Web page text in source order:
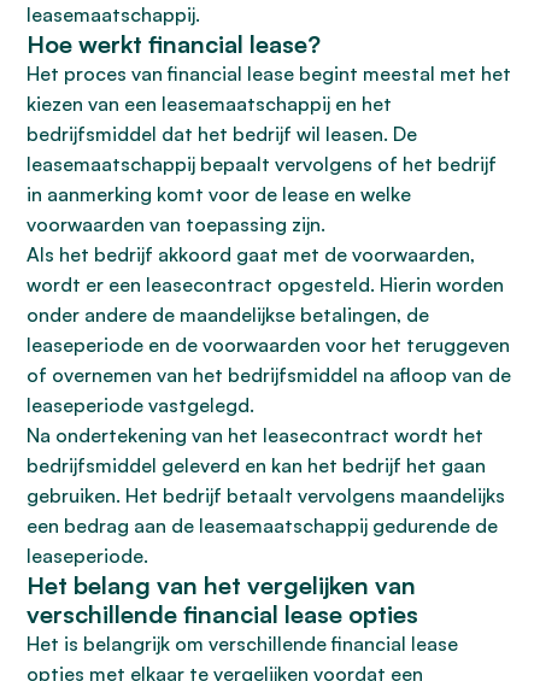
leasemaatschappij.
Hoe werkt financial lease?
Het proces van financial lease begint meestal met het
kiezen van een leasemaatschappij en het
bedrijfsmiddel dat het bedrijf wil leasen. De
leasemaatschappij bepaalt vervolgens of het bedrijf
in aanmerking komt voor de lease en welke
voorwaarden van toepassing zijn.
Als het bedrijf akkoord gaat met de voorwaarden,
wordt er een leasecontract opgesteld. Hierin worden
onder andere de maandelijkse betalingen, de
leaseperiode en de voorwaarden voor het teruggeven
of overnemen van het bedrijfsmiddel na afloop van de
leaseperiode vastgelegd.
Na ondertekening van het leasecontract wordt het
bedrijfsmiddel geleverd en kan het bedrijf het gaan
gebruiken. Het bedrijf betaalt vervolgens maandelijks
een bedrag aan de leasemaatschappij gedurende de
leaseperiode.
Het belang van het vergelijken van
verschillende financial lease opties
Het is belangrijk om verschillende financial lease
opties met elkaar te vergelijken voordat een